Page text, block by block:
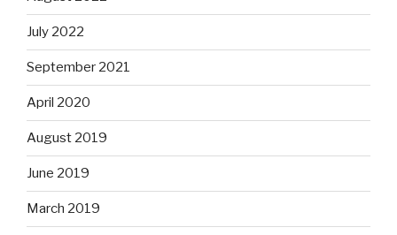
July 2022
September 2021
April 2020
August 2019
June 2019
March 2019